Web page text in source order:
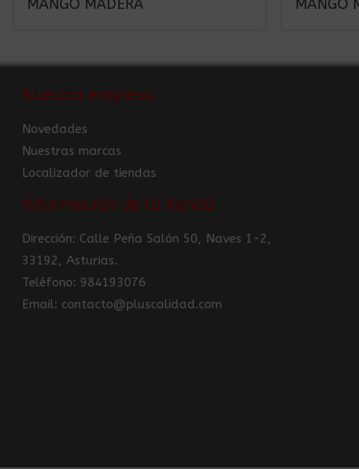
MANGO MADERA
MANGO
Nuestra empresa
Novedades
Nuestras marcas
Localizador de tiendas
Información de la tienda
Dirección: Calle Peña Salón 50, Naves 1-2,
33192, Asturias.
Teléfono: 984193076
Email: contacto@pluscalidad.com